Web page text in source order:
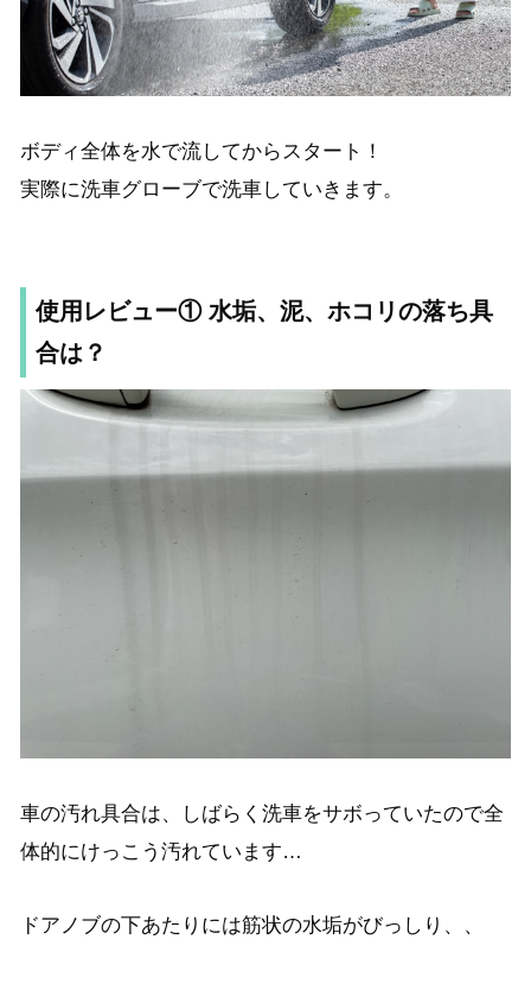
ボディ全体を水で流してからスタート！
実際に洗車グローブで洗車していきます。
使用レビュー① 水垢、泥、ホコリの落ち具
合は？
車の汚れ具合は、しばらく洗車をサボっていたので全
体的にけっこう汚れています…
ドアノブの下あたりには筋状の水垢がびっしり、、